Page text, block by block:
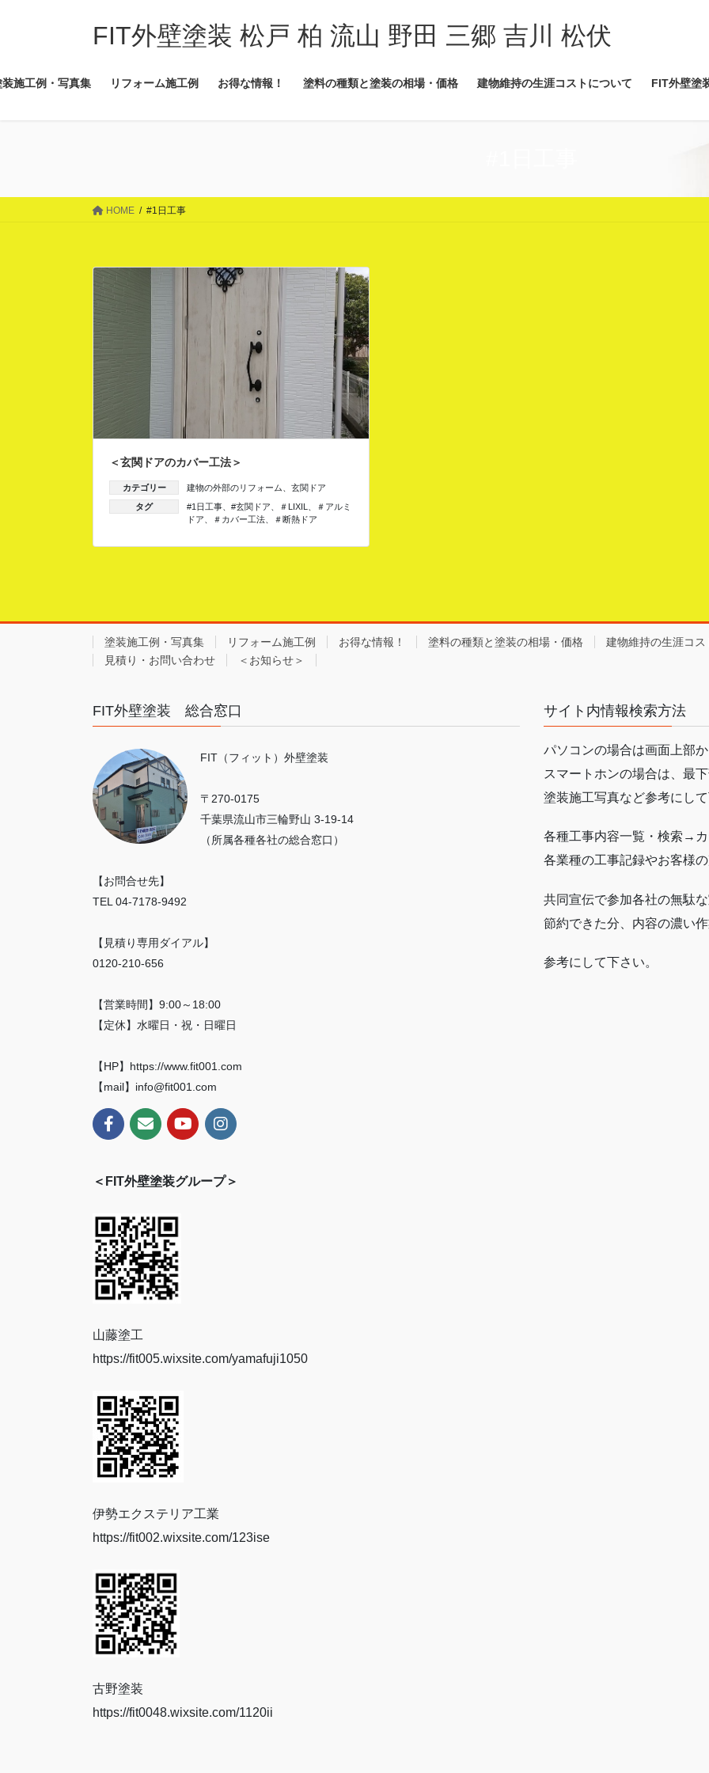
ツ
シ
FIT外壁塗装 松戸 柏 流山 野田 三郷 吉川 松伏
装施工例・写真集 リフォーム施工例 お得な情報！ 塗料の種類と塗装の相場・価格 建物維持の生涯コストについて FIT外壁塗
HOME #1日工事
＜玄関ドアのカバー工法＞
カテゴリー 建物の外部のリフォーム 玄関ドア
タグ #1日工事 #玄関ドア ＃LIXIL
＃アルミ
ドア
＃カバー工法 ＃断熱ドア
塗装施工例・写真集 リフォーム施工例 お得な情報！ 塗料の種類と塗装の相場・価格 建物維持の生涯コス
見積り・お問い合わせ
＜お知らせ＞
FIT外壁塗装 総合窓口
FIT（フィット）外壁塗装
〒270-0175
千葉県流山市三輪野山 3-19-14
（所属各種各社の総合窓口）
【お問合せ先】
TEL 04-7178-9492
【見積り専用ダイアル】
0120-210-656
【営業時間】9:00～18:00
【定休】水曜日・祝・日曜日
【HP】https://www.fit001.com
【mail】info@fit001.com
＜FIT外壁塗装グループ＞
山藤塗工
https://fit005.wixsite.com/yamafuji1050
伊勢エクステリア工業
https://fit002.wixsite.com/123ise
古野塗装
https://fit0048.wixsite.com/1120ii
サイト内情報検索方法
パソコンの場合は画面上部か
スマートホンの場合は、最
塗装施工写真など参考にして
各種工事内容一覧・検索→
各業種の工事記録やお客様
共同宣伝で参加各社の無駄
節約できた分、内容の濃い
参考にして下さい。